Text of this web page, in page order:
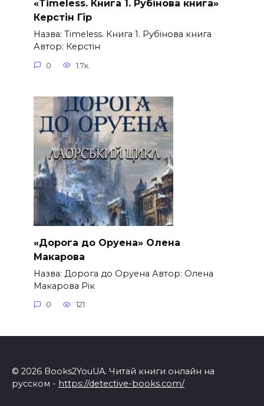
«Timeless. Книга 1. Рубінова книга»
Керстін Гір
Назва: Timeless. Книга 1. Рубінова книга
Автор: Керстін
0 1.7к.
«Дорога до Оруена» Олена
Макарова
Назва: Дорога до Оруена Автор: Олена
Макарова Рік
0 121
© 2026 Books2YouUA. Читай книги онлайн на
русском - https://detective-books.com/